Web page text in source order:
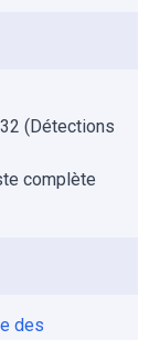
(Détections
complète
des